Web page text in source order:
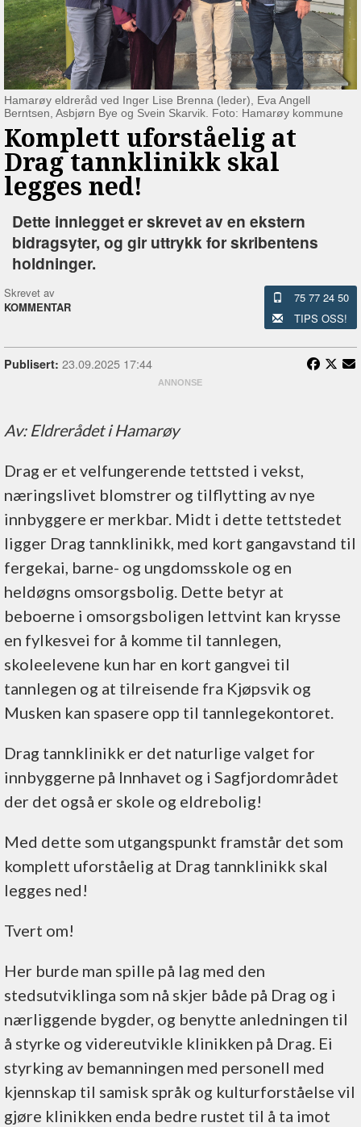
Hamarøy eldreråd ved Inger Lise Brenna (leder), Eva Angell
Berntsen, Asbjørn Bye og Svein Skarvik. Foto: Hamarøy kommune
Komplett uforståelig at
Drag tannklinikk skal
legges ned!
Dette innlegget er skrevet av en ekstern
bidragsyter, og gir uttrykk for skribentens
holdninger.
Skrevet av
KOMMENTAR
75 77 24 50
TIPS OSS!
Publisert: 23.09.2025 17:44
Av: Eldrerådet i Hamarøy
Drag er et velfungerende tettsted i vekst,
næringslivet blomstrer og tilflytting av nye
innbyggere er merkbar. Midt i dette tettstedet
ligger Drag tannklinikk, med kort gangavstand til
fergekai, barne- og ungdomsskole og en
heldøgns omsorgsbolig. Dette betyr at
beboerne i omsorgsboligen lettvint kan krysse
en fylkesvei for å komme til tannlegen,
skoleelevene kun har en kort gangvei til
tannlegen og at tilreisende fra Kjøpsvik og
Musken kan spasere opp til tannlegekontoret.
Drag tannklinikk er det naturlige valget for
innbyggerne på Innhavet og i Sagfjordområdet
der det også er skole og eldrebolig!
Med dette som utgangspunkt framstår det som
komplett uforståelig at Drag tannklinikk skal
legges ned!
Tvert om!
Her burde man spille på lag med den
stedsutviklinga som nå skjer både på Drag og i
nærliggende bygder, og benytte anledningen til
å styrke og videreutvikle klinikken på Drag. Ei
styrking av bemanningen med personell med
kjennskap til samisk språk og kulturforståelse vil
gjøre klinikken enda bedre rustet til å ta imot